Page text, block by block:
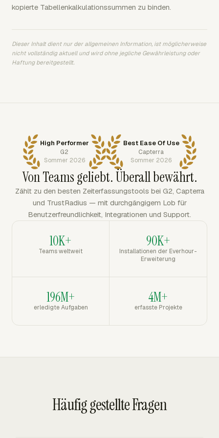
kopierte Tabellenkalkulationssummen zu binden.
Dieser Inhalt dient nur der allgemeinen Information, ist möglicherweise
nicht vollständig aktuell und wird ohne jegliche Gewährleistung oder
Haftung bereitgestellt.
High Performer
G2
Sommer 2026
Best Ease Of Use
Capterra
Sommer 2026
Von Teams geliebt. Überall bewährt.
Zählt zu den besten Zeiterfassungstools bei G2, Capterra
und TrustRadius — mit durchgängigem Lob für
Benutzerfreundlichkeit, Integrationen und Support.
10K+
Teams weltweit
90K+
Installationen der Everhour-
Erweiterung
196M+
erledigte Aufgaben
4M+
erfasste Projekte
Häufig gestellte Fragen